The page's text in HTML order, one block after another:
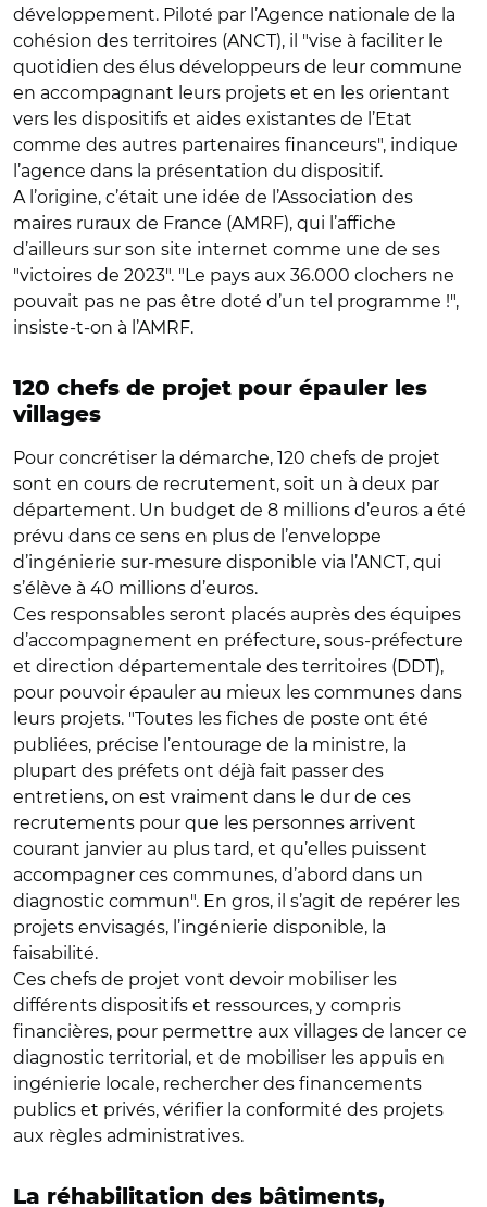
développement. Piloté par l’Agence nationale de la
cohésion des territoires (ANCT), il "vise à faciliter le
quotidien des élus développeurs de leur commune
en accompagnant leurs projets et en les orientant
vers les dispositifs et aides existantes de l’Etat
comme des autres partenaires financeurs", indique
l’agence dans la présentation du dispositif.
A l’origine, c’était une idée de l’Association des
maires ruraux de France (AMRF), qui l’affiche
d’ailleurs sur son site internet comme une de ses
"victoires de 2023". "Le pays aux 36.000 clochers ne
pouvait pas ne pas être doté d’un tel programme !",
insiste-t-on à l’AMRF.
120 chefs de projet pour épauler les
villages
Pour concrétiser la démarche, 120 chefs de projet
sont en cours de recrutement, soit un à deux par
département. Un budget de 8 millions d’euros a été
prévu dans ce sens en plus de l’enveloppe
d’ingénierie sur-mesure disponible via l’ANCT, qui
s’élève à 40 millions d’euros.
Ces responsables seront placés auprès des équipes
d’accompagnement en préfecture, sous-préfecture
et direction départementale des territoires (DDT),
pour pouvoir épauler au mieux les communes dans
leurs projets. "Toutes les fiches de poste ont été
publiées, précise l’entourage de la ministre, la
plupart des préfets ont déjà fait passer des
entretiens, on est vraiment dans le dur de ces
recrutements pour que les personnes arrivent
courant janvier au plus tard, et qu’elles puissent
accompagner ces communes, d’abord dans un
diagnostic commun". En gros, il s’agit de repérer les
projets envisagés, l’ingénierie disponible, la
faisabilité.
Ces chefs de projet vont devoir mobiliser les
différents dispositifs et ressources, y compris
financières, pour permettre aux villages de lancer ce
diagnostic territorial, et de mobiliser les appuis en
ingénierie locale, rechercher des financements
publics et privés, vérifier la conformité des projets
aux règles administratives.
La réhabilitation des bâtiments,